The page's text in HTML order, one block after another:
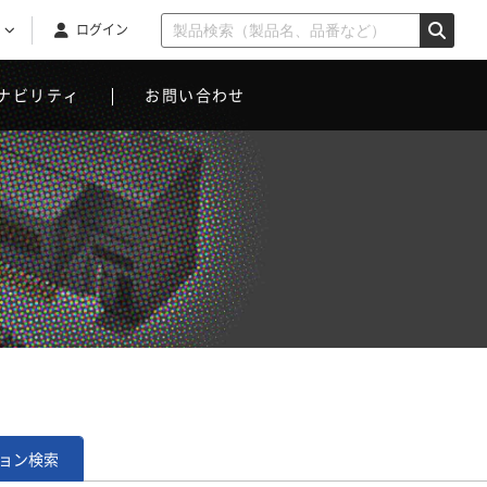
ログイン
ビリティ お問い合わせ
ン検索